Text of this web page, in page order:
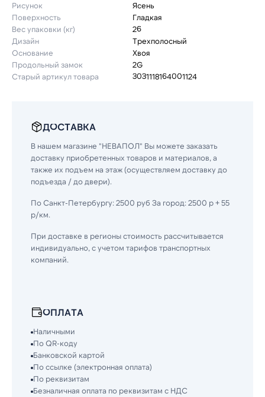
Рисунок
Ясень
Поверхность
Гладкая
Вес упаковки (кг)
26
Дизайн
Трехполосный
Основание
Хвоя
Продольный замок
2G
Старый артикул товара
3031118164001124
ДОСТАВКА
В нашем магазине "НЕВАПОЛ" Вы можете заказать
доставку приобретенных товаров и материалов, а
также их подъем на этаж (осуществляем доставку до
подъезда / до двери).
По Санкт-Петербургу: 2500 руб За город: 2500 р + 55
р/км.
При доставке в регионы стоимость рассчитывается
индивидуально, с учетом тарифов транспортных
компаний.
ОПЛАТА
Наличными
По QR-коду
Банковской картой
По ссылке (электронная оплата)
По реквизитам
Безналичная оплата по реквизитам с НДС